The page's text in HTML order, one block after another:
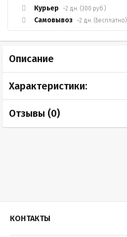
Курьер ~2 дн. (300 руб.)
Самовывоз ~2 дн. (Бесплатно)
Описание
Характеристики:
Отзывы (0)
КОНТАКТЫ